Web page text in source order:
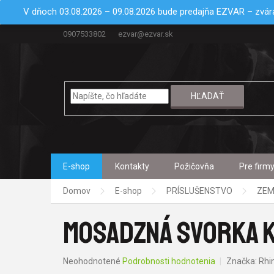
V dňoch 03.08.2026 – 09.08.2026 bude predajňa EZVAR –
0907533802 ezvar@ezvar.sk
HĽADAŤ
E-shop Kontakty Požičovňa Pre firmy
Domov E-shop PRÍSLUŠENSTVO
MOSADZNÁ
Priemerné
Neohodnotené Podrobnosti hodnotenia Značka: